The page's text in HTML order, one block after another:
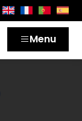
Menu